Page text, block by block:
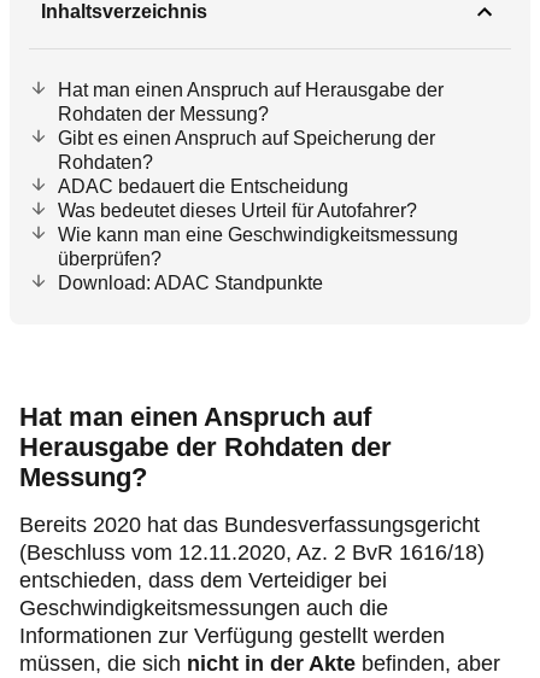
Inhaltsverzeichnis
Hat man einen Anspruch auf Herausgabe der
Rohdaten der Messung?
Gibt es einen Anspruch auf Speicherung der
Rohdaten?
ADAC bedauert die Entscheidung
Was bedeutet dieses Urteil für Autofahrer?
Wie kann man eine Geschwindigkeitsmessung
überprüfen?
Download: ADAC Standpunkte
Hat man einen Anspruch auf
Herausgabe der Rohdaten der
Messung?
Bereits 2020 hat das Bundesverfassungsgericht
(Beschluss vom 12.11.2020, Az. 2 BvR 1616/18)
entschieden, dass dem Verteidiger bei
Geschwindigkeitsmessungen auch die
Informationen zur Verfügung gestellt werden
müssen, die sich nicht in der Akte befinden, aber